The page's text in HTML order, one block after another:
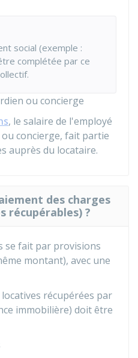
social (exemple :
complétée par ce
ou concierge
, le salaire de l'employé
concierge, fait partie
auprès du locataire.
des charges
récupérables) ?
se fait par provisions
montant), avec une
récupérées par
immobilière) doit être